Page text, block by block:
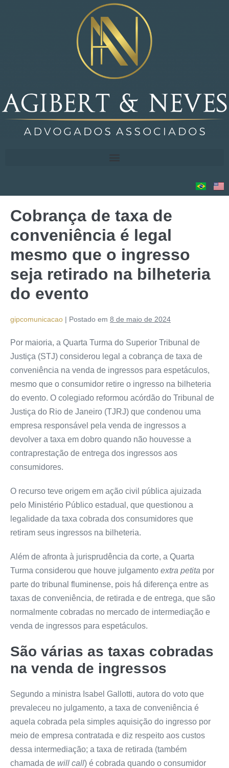
Cobrança de taxa de
conveniência é legal
mesmo que o ingresso
seja retirado na bilheteria
do evento
gipcomunicacao | Postado em 8 de maio de 2024
Por maioria, a Quarta Turma do Superior Tribunal de
Justiça (STJ) considerou legal a cobrança de taxa de
conveniência na venda de ingressos para espetáculos,
mesmo que o consumidor retire o ingresso na bilheteria
do evento. O colegiado reformou acórdão do Tribunal de
Justiça do Rio de Janeiro (TJRJ) que condenou uma
empresa responsável pela venda de ingressos a
devolver a taxa em dobro quando não houvesse a
contraprestação de entrega dos ingressos aos
consumidores.
O recurso teve origem em ação civil pública ajuizada
pelo Ministério Público estadual, que questionou a
legalidade da taxa cobrada dos consumidores que
retiram seus ingressos na bilheteria.
Além de afronta à jurisprudência da corte, a Quarta
Turma considerou que houve julgamento extra petita por
parte do tribunal fluminense, pois há diferença entre as
taxas de conveniência, de retirada e de entrega, que são
normalmente cobradas no mercado de intermediação e
venda de ingressos para espetáculos.
São várias as taxas cobradas
na venda de ingressos
Segundo a ministra Isabel Gallotti, autora do voto que
prevaleceu no julgamento, a taxa de conveniência é
aquela cobrada pela simples aquisição do ingresso por
meio de empresa contratada e diz respeito aos custos
dessa intermediação; a taxa de retirada (também
chamada de will call) é cobrada quando o consumidor